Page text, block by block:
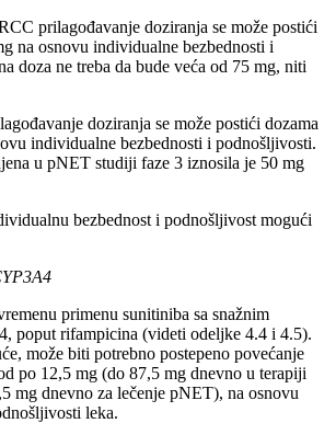
prilagođavanje doziranja se može postići
na osnovu individualne bezbednosti i
doza ne treba da bude veća od 75 mg, niti
doziranja se može postići dozama
individualne bezbednosti i podnošljivosti.
u pNET studiji faze 3 iznosila je 50 mg
bezbednost i podnošljivost mogući
primenu sunitiniba sa snažnim
poput rifampicina (videti odeljke 4.4 i 4.5).
može biti potrebno postepeno povećanje
po 12,5 mg (do 87,5 mg dnevno u terapiji
mg dnevno za lečenje pNET), na osnovu
leka.